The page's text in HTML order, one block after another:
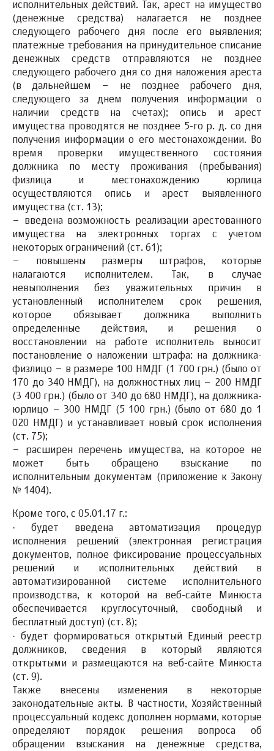
исполнительных действий. Так, арест на имущество
(денежные средства) налагается не позднее
следующего рабочего дня после его выявления;
платежные требования на принудительное списание
денежных средств отправляются не позднее
следующего рабочего дня со дня наложения ареста
(в дальнейшем – не позднее рабочего дня,
следующего за днем получения информации о
наличии средств на счетах); опись и арест
имущества проводятся не позднее 5-го р. д. со дня
получения информации о его местонахождении. Во
время проверки имущественного состояния
должника по месту проживания (пребывания)
физлица и местонахождению юрлица
осуществляются опись и арест выявленного
имущества (ст. 13);
– введена возможность реализации арестованного
имущества на электронных торгах с учетом
некоторых ограничений (ст. 61);
– повышены размеры штрафов, которые
налагаются исполнителем. Так, в случае
невыполнения без уважительных причин в
установленный исполнителем срок решения,
которое обязывает должника выполнить
определенные действия, и решения о
восстановлении на работе исполнитель выносит
постановление о наложении штрафа: на должника-
физлицо – в размере 100 НМДГ (1 700 грн.) (было от
170 до 340 НМДГ), на должностных лиц – 200 НМДГ
(3 400 грн.) (было от 340 до 680 НМДГ), на должника-
юрлицо – 300 НМДГ (5 100 грн.) (было от 680 до 1
020 НМДГ) и устанавливает новый срок исполнения
(ст. 75);
– расширен перечень имущества, на которое не
может быть обращено взыскание по
исполнительным документам (приложение к Закону
№ 1404).
Кроме того, с 05.01.17 г.:
· будет введена автоматизация процедур
исполнения решений (электронная регистрация
документов, полное фиксирование процессуальных
решений и исполнительных действий в
автоматизированной системе исполнительного
производства, к которой на веб-сайте Минюста
обеспечивается круглосуточный, свободный и
бесплатный доступ) (ст. 8);
· будет формироваться открытый
Единый реестр
должников, сведения в который являются
открытыми и размещаются на веб-сайте Минюста
(ст. 9).
Также внесены изменения в некоторые
законодательные акты.
В частности, Хозяйственный
процессуальный кодекс дополнен нормами, которые
определяют порядок решения вопроса об
обращении взыскания на денежные средства,